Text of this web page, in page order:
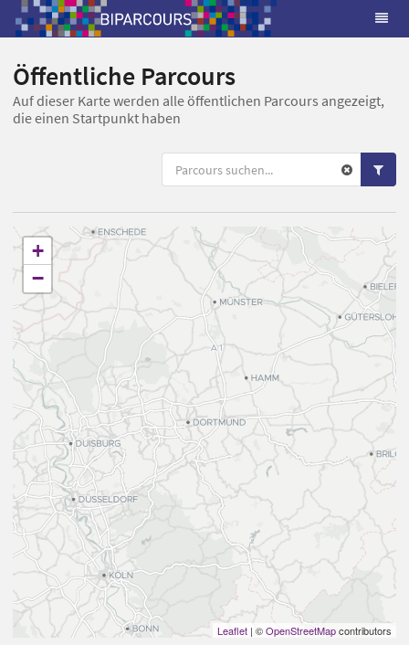
Öffentliche Parcours
Auf dieser Karte werden alle öffentlichen Parcours angezeigt,
die einen Startpunkt haben
+
−
Leaflet | ©OpenStreetMapcontributors